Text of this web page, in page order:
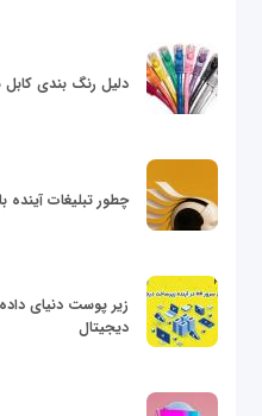
دلیل رنگ بندی کابل
چطور تبلیغات آینده
دیجیتال